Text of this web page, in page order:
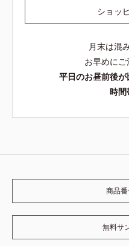
ショッ
月末は混
お早めにご
平日のお昼前後
時間
商品
無料サ